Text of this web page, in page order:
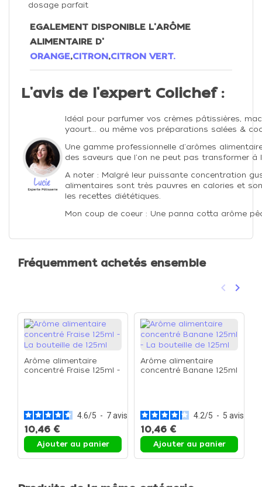
dosage parfait
EGALEMENT DISPONIBLE L'ARÔME
ALIMENTAIRE D'
ORANGE,CITRON,CITRON VERT.
L'avis de l'expert Colichef :
Idéal pour parfumer vos crèmes pâtissières,
yaourt... ou même vos préparations salées &
Une gamme professionnelle d'arômes
des saveurs que l'on ne peut pas transformer à
A noter : Malgré leur puissante concentration
alimentaires sont très pauvres en calories et
les recettes diététiques.
Mon coup de coeur : Une panna cotta arôme
Fréquemment achetés ensemble
Précédent
keyboard_arrow_left keyboard_arrow_right
Arôme alimentaire
concentré Fraise 125ml -
4.6/5 - 7avis
10,46 €
Ajouter au panier
Arôme alimentaire
concentré Banane 125ml
4.2/5 - 5 avis
10,46 €
Ajouter au panier